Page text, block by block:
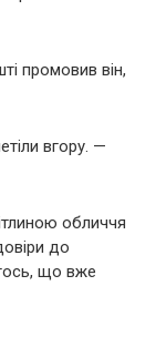
промовив він,
вгору. —
обличчя
до
що вже